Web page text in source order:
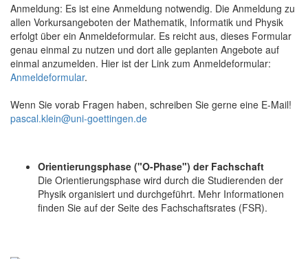
Anmeldung: Es ist eine Anmeldung notwendig. Die Anmeldung zu
allen Vorkursangeboten der Mathematik, Informatik und Physik
erfolgt über ein Anmeldeformular. Es reicht aus, dieses Formular
genau einmal zu nutzen und dort alle geplanten Angebote auf
einmal anzumelden. Hier ist der Link zum Anmeldeformular:
Anmeldeformular.
Wenn Sie vorab Fragen haben, schreiben Sie gerne eine E-Mail!
pascal.klein@uni-goettingen.de
Orientierungsphase ("O-Phase") der Fachschaft
Die Orientierungsphase wird durch die Studierenden der
Physik organisiert und durchgeführt. Mehr Informationen
finden Sie auf der Seite des Fachschaftsrates (FSR).